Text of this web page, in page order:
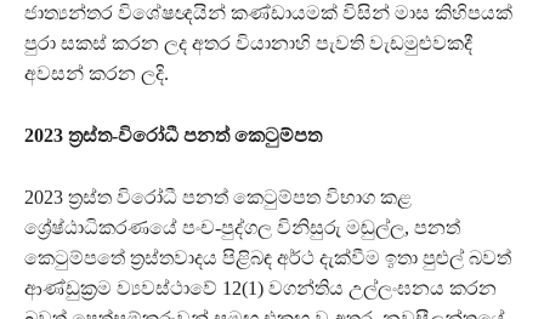
ජාත්‍යන්තර විශේෂඥයින් කණ්ඩායමක් විසින් මාස කිහිපයක්
පුරා සකස් කරන ලද අතර වියානාහි පැවති වැඩමුළුවකදී
අවසන් කරන ලදි.
2023 ත්‍රස්ත-විරෝධී පනත් කෙටුම්පත
2023 ත්‍රස්ත විරෝධී පනත් කෙටුම්පත විභාග කළ
ශ්‍රේෂ්ඨාධිකරණයේ පංච-පුද්ගල විනිසුරු මඬුල්ල, පනත්
කෙටුම්පතේ ත්‍රස්තවාදය පිළිබඳ අර්ථ දැක්වීම ඉතා පුළුල් බවත්
ආණ්ඩුක්‍රම ව්‍යවස්ථාවේ 12(1) වගන්තිය උල්ලංඝනය කරන